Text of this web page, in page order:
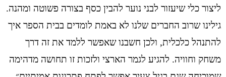
ליצור כלי שיעזור לבני נוער להבין כסף בצורה פשוטה ומהנה.
גילינו שרוב החברים שלנו לא באמת לומדים בבית הספר איך
להתנהל כלכלית, ולכן חשבנו שאפשר ללמד את זה דרך
משחק וחוויה. להגיע לגמר הארצי ולזכות זו תחושה מדהימה